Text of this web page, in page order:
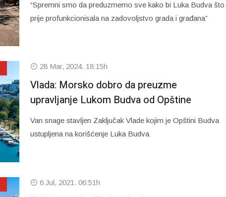
“Spremni smo da preduzmemo sve kako bi Luka Budva što
prije profunkcionisala na zadovoljstvo grada i građana”
28 Mar, 2024. 18:15h
Vlada: Morsko dobro da preuzme
upravljanje Lukom Budva od Opštine
Van snage stavljen Zaključak Vlade kojim je Opštini Budva
ustupljena na korišćenje Luka Budva
6 Jul, 2021. 06:51h